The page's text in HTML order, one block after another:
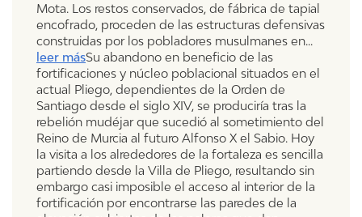
Mota. Los restos conservados, de fábrica de tapial
encofrado, proceden de las estructuras defensivas
construidas por los pobladores musulmanes en...
leer másSu abandono en beneficio de las
fortificaciones y núcleo poblacional situados en el
actual Pliego, dependientes de la Orden de
Santiago desde el siglo XIV, se produciría tras la
rebelión mudéjar que sucedió al sometimiento del
Reino de Murcia al futuro Alfonso X el Sabio. Hoy
la visita a los alrededores de la fortaleza es sencilla
partiendo desde la Villa de Pliego, resultando sin
embargo casi imposible el acceso al interior de la
fortificación por encontrarse las paredes de la